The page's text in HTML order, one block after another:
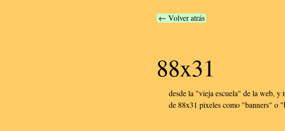
← Volver atrás
88x31
desde la "vieja escuela" de la web, y
de 88x31 pixeles como "banners" o